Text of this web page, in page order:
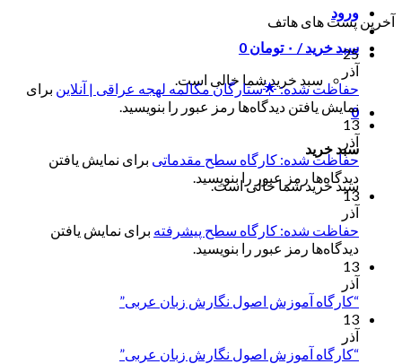
ورود
سبد خرید / ۰ تومان 0
سبد خرید شما خالی است.
0
سبد خرید
سبد خرید شما خالی است.
آخرین پست های هاتف
25
آذر
حفاظت شده: 🌟ستارگان مکالمه لهجه عراقی | آنلاین برای
نمایش یافتن دیدگاه‌ها رمز عبور را بنویسید.
13
آذر
حفاظت شده: کارگاه سطح مقدماتی برای نمایش یافتن
دیدگاه‌ها رمز عبور را بنویسید.
13
آذر
حفاظت شده: کارگاه سطح پیشرفته برای نمایش یافتن
دیدگاه‌ها رمز عبور را بنویسید.
13
آذر
“کارگاه آموزش اصول نگارش زبان عربی”
13
آذر
“کارگاه آموزش اصول نگارش زبان عربی”